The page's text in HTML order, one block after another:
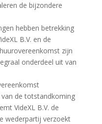
de bijzondere
hebben betrekking
B.V. en de
zijn
onderdeel uit van
van de totstandkoming
VideXL B.V. de
wederpartij verzoekt